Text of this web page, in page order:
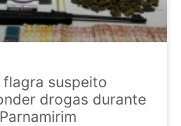
flagra suspeito
drogas durante